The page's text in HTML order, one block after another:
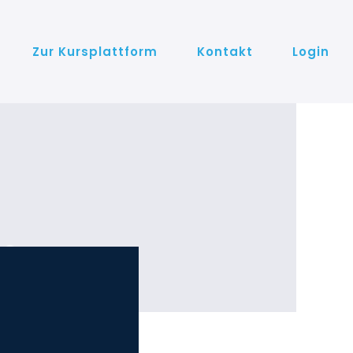
Zur Kursplattform Kontakt Login